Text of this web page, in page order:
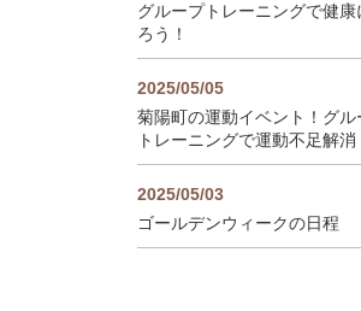
グループトレーニングで健康
ろう！
2025/05/05
菊陽町の運動イベント！グル
トレーニングで運動不足解消
2025/05/03
ゴールデンウィークの日程